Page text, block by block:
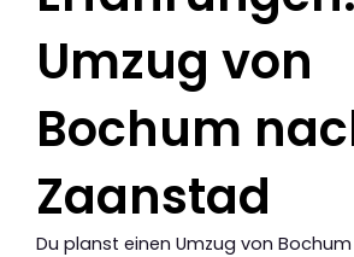
Umzug von
Bochum
Zaanstad
Du planst einen Umzug von